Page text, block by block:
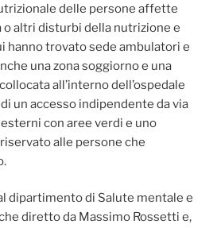
delle persone affette
o altri disturbi della nutrizione e
hanno trovato sede ambulatori e
una zona soggiorno e una
all’interno dell’ospedale
un accesso indipendente da via
con aree verdi e uno
alle persone che
dipartimento di Salute mentale e
diretto da Massimo Rossetti e,